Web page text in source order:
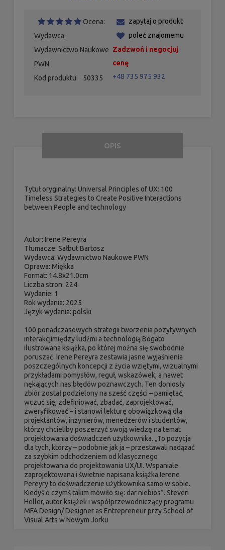
Ocena:
Wydawca:
Wydawnictwo Naukowe
PWN
Kod produktu:
50335
zapytaj o produkt
poleć znajomemu
Zadzwoń i negocjuj
cenę
+48 735 975 932
OPIS
Tytuł oryginalny: Universal Principles of UX: 100
Timeless Strategies to Create Positive Interactions
between People and technology
Autor: Irene Pereyra
Tłumacze: Sałbut Bartosz
Wydawca: Wydawnictwo Naukowe PWN
Oprawa: Miękka
Format: 14.8x21.0cm
Liczba stron: 224
Wydanie: 1
Rok wydania: 2025
Język wydania: polski
100 ponadczasowych strategii tworzenia pozytywnych
interakcjimiędzy ludźmi a technologią Bogato
ilustrowana książka, po której można się swobodnie
poruszać. Irene Pereyra zestawia jasne wyjaśnienia
poszczególnych koncepcji z życia wziętymi, wizualnymi
przykładami pomysłów, reguł, wskazówek, a nawet
nękających nas błędów poznawczych. Ten doniosły
zbiór został podzielony na sześć części – pamiętać,
wczuć się, zdefiniować, zbadać, zaprojektować,
zweryfikować – i stanowi lekturę obowiązkową dla
projektantów, inżynierów, menedżerów i studentów,
którzy chcieliby poszerzyć swoją wiedzę na temat
projektowania doświadczeń użytkownika. „To pozycja
dla tych, którzy – podobnie jak ja – przestawali nadążać
za szybkim odchodzeniem od klasycznego
projektowania do projektowania UX/UI. Wspaniale
zaprojektowana i świetnie napisana książka Ierene
Pereyry to doświadczenie użytkownika samo w sobie.
Kiedyś o czymś takim mówiło się: dar niebios”. Steven
Heller, autor książek i współprzewodniczący programu
MFA Design/ Designer as Entrepreneur przy School of
Visual Arts w Nowym Jorku